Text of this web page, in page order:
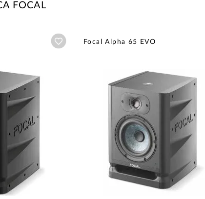
FOCAL
Añadir a wishlist
Focal Alpha 65 EVO